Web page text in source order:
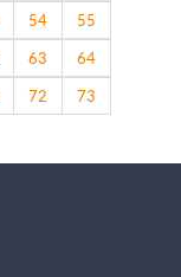
54
55
63
64
72
73